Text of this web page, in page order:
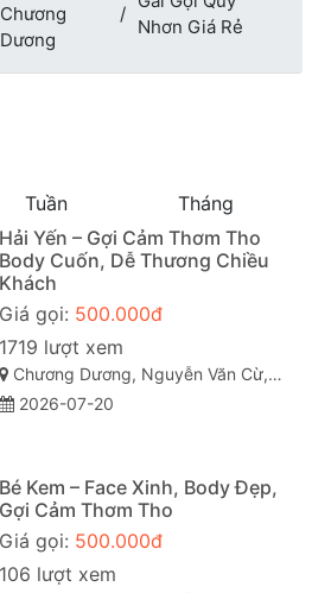
Chương
Dương
Nhơn Giá Rẻ
Tuần Tháng
Hải Yến – Gợi Cảm Thơm Tho
Body Cuốn, Dễ Thương Chiều
Khách
Giá gọi: 500.000đ
1719 lượt xem
Chương Dương, Nguyễn Văn Cừ, Quy Nhơn, Bình Định
2026-07-20
Bé Kem – Face Xinh, Body Đẹp,
Gợi Cảm Thơm Tho
Giá gọi: 500.000đ
106 lượt xem